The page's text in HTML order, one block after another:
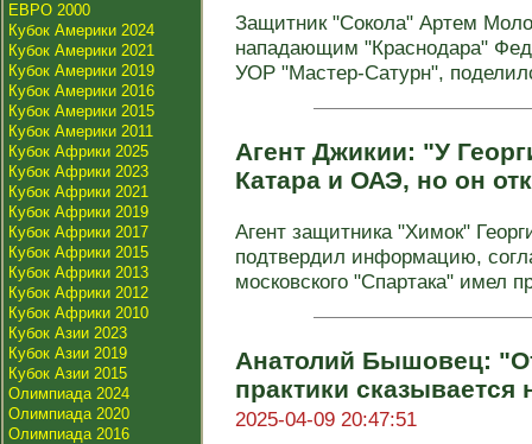
ЕВРО 2000
Кубок Америки 2024
Кубок Америки 2021
Кубок Америки 2019
Кубок Америки 2016
Кубок Америки 2015
Кубок Америки 2011
Кубок Африки 2025
Кубок Африки 2023
Кубок Африки 2021
Кубок Африки 2019
Кубок Африки 2017
Кубок Африки 2015
Кубок Африки 2013
Кубок Африки 2012
Кубок Африки 2010
Кубок Азии 2023
Кубок Азии 2019
Кубок Азии 2015
Олимпиада 2024
Олимпиада 2020
Олимпиада 2016
Защитник "Сокола" Артем
нападающим "Краснодара"
УОР "Мастер‑Сатурн",
Агент Джикии: "У
Катара и ОАЭ, но он
Агент защитника "Химок"
подтвердил информацию,
московского "Спартака" имел
Анатолий Бышовец:
практики
2025-04-09 20:47:51